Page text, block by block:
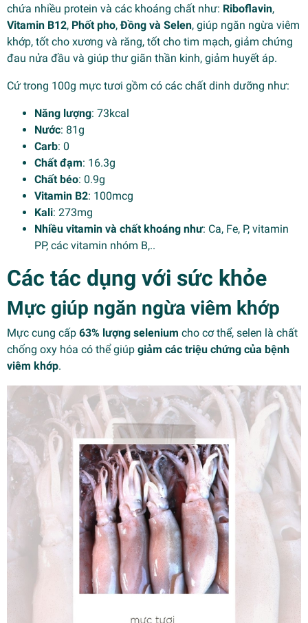
chứa nhiều protein và các khoáng chất như: Riboflavin,
Vitamin B12, Phốt pho,Đồng và Selen, giúp ngăn ngừa viêm
khớp, tốt cho xương và răng, tốt cho tim mạch, giảm chứng
đau nửa đầu và giúp thư giãn thần kinh, giảm huyết áp.
Cứ trong 100g mực tươi gồm có các chất dinh dưỡng như:
Năng lượng: 73kcal
Nước: 81g
Carb: 0
Chất đạm: 16.3g
Chất béo: 0.9g
Vitamin B2: 100mcg
Kali: 273mg
Nhiều vitamin và chất khoáng như: Ca, Fe, P, vitamin
PP, các vitamin nhóm B,..
Các tác dụng với sức khỏe
Mực giúp ngăn ngừa viêm khớp
Mực cung cấp 63% lượng selenium cho cơ thể, selen là chất
chống oxy hóa có thể giúp giảm các triệu chứng của bệnh
viêm khớp.